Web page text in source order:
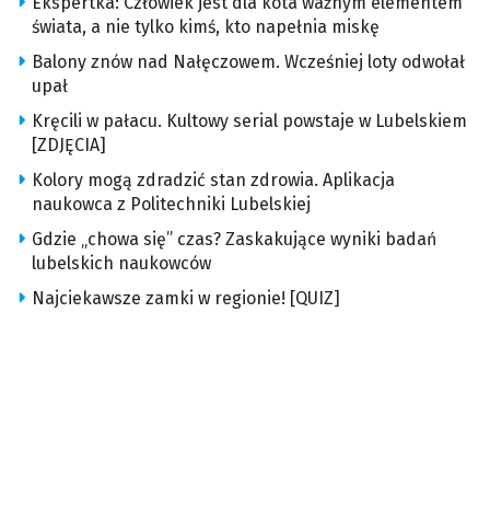
świata, a nie tylko kimś, kto napełnia miskę
Balony znów nad Nałęczowem. Wcześniej loty odwołał
upał
Kręcili w pałacu. Kultowy serial powstaje w Lubelskiem
[ZDJĘCIA]
Kolory mogą zdradzić stan zdrowia. Aplikacja
naukowca z Politechniki Lubelskiej
Gdzie „chowa się” czas? Zaskakujące wyniki badań
lubelskich naukowców
Najciekawsze zamki w regionie! [QUIZ]